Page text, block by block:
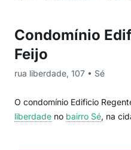
Condomínio
Feijo
rua liberdade, 107 • Sé
O condomínio Edificio
liberdade no bairro Sé, na